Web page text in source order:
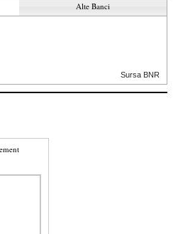
Alte Banci
Sursa BNR